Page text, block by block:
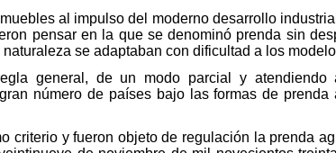
al impulso del moderno desarrollo
pensar en la que se denominó prenda sin
se adaptaban con dificultad a los
general, de un modo parcial y
número de países bajo las formas de
criterio y fueron objeto de regulación la prenda